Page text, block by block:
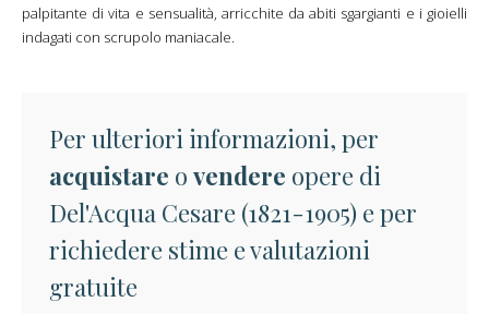
palpitante di vita e sensualità, arricchite da abiti sgargianti e i gioielli
indagati con scrupolo maniacale.
Per ulteriori informazioni, per
acquistare o vendere opere di
Del'Acqua Cesare (1821-1905) e per
richiedere stime e valutazioni
gratuite